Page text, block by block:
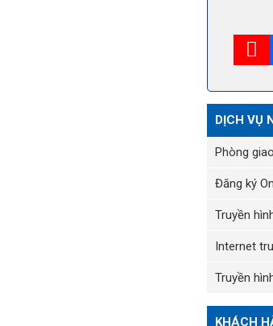
DỊCH VỤ
Phòng
Đăng ký
Truyền
Internet
Truyền
KHÁCH